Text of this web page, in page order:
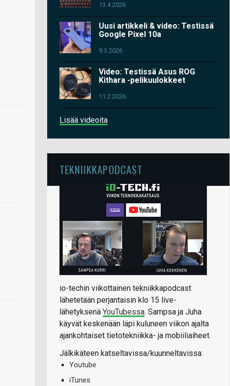
13.4.2026
Uusi artikkeli & video: Testissä
Google Pixel 10a
9.3.2026
Video: Testissä Asus ROG
Kithara -pelikuulokkeet
11.2.2026
Lisää videoita
TEKNIIKKAPODCAST
io-techin viikottainen tekniikkapodcast
lähetetään perjantaisin klo 15 live-
lähetyksenä YouTubessa. Sampsa ja Juha
käyvät keskenään läpi kuluneen viikon ajalta
ajankohtaiset tietotekniikka- ja mobiiliaiheet.
Jälkikäteen katseltavissa/kuunneltavissa:
Youtube
iTunes